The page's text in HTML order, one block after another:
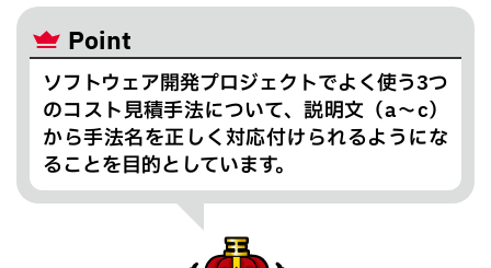
Point
ソフトウェア開発プロジェクトでよく使う3つ
のコスト見積手法について、説明文（a～c）
から手法名を正しく対応付けられるようにな
ることを目的としています。